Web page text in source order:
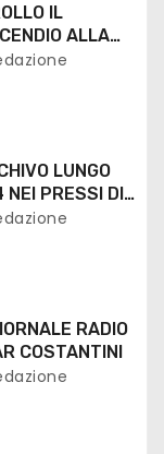
IL
ALLA
LUNGO
NEI PRESSI DI
RADIO
COSTANTINI